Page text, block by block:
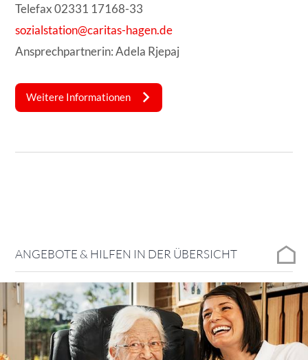
Telefax 02331 17168-33
sozialstation@caritas-hagen.de
Ansprechpartnerin: Adela Rjepaj
Weitere Informationen
ANGEBOTE & HILFEN IN DER ÜBERSICHT